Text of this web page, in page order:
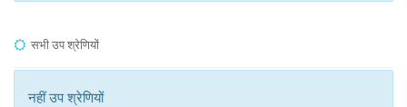
सभी उप श्रेणियों
नहीं उप श्रेणियों